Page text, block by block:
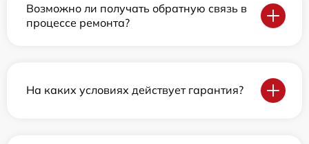
Возможно ли получать обратную связь в
процессе ремонта?
На каких условиях действует гарантия?